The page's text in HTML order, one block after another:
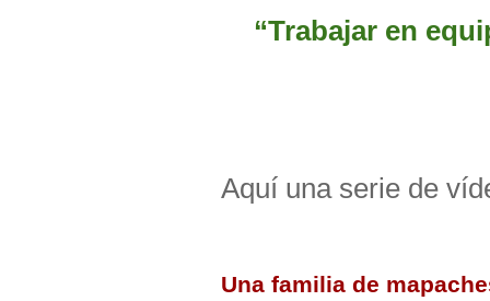
“Trabajar en
Aquí una serie de
Una familia de